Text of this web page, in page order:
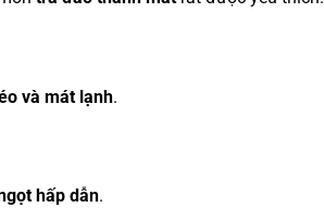
và mát lạnh.
hấp dẫn.